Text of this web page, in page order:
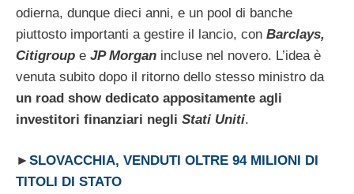
odierna, dunque dieci anni, e un pool di banche
piuttosto importanti a gestire il lancio, con Barclays,
Citigroup e JP Morgan incluse nel novero. L’idea è
venuta subito dopo il ritorno dello stesso ministro da
un road show dedicato appositamente agli
investitori finanziari negli Stati Uniti.
► SLOVACCHIA, VENDUTI OLTRE 94 MILIONI DI
TITOLI DI STATO